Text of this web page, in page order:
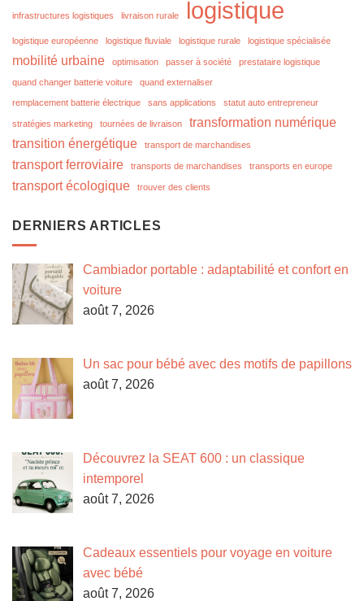
infrastructures logistiques livraison rurale logistique
logistique européenne logistique fluviale logistique rurale logistique spécialisée
mobilité urbaine optimisation passer à société prestataire logistique
quand changer batterie voiture quand externaliser
remplacement batterie électrique sans applications statut auto entrepreneur
stratégies marketing tournées de livraison
transformation numérique
transition énergétique
transport de marchandises
transport ferroviaire transports de marchandises transports en europe
transport écologique trouver des clients
DERNIERS ARTICLES
Cambiador portable : adaptabilité et confort en
voiture
août 7, 2026
Un sac pour bébé avec des motifs de papillons
août 7, 2026
Découvrez la SEAT 600 : un classique
intemporel
août 7, 2026
Cadeaux essentiels pour voyage en voiture
avec bébé
août 7, 2026